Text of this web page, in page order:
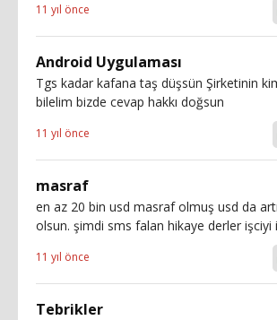
11 yıl önce
Android Uygulaması
Tgs kadar kafana taş düşsün Şirketinin
bilelim bizde cevap hakkı doğsun
11 yıl önce
masraf
en az 20 bin usd masraf olmuş usd da
olsun. şimdi sms falan hikaye derler işciyi
11 yıl önce
Tebrikler